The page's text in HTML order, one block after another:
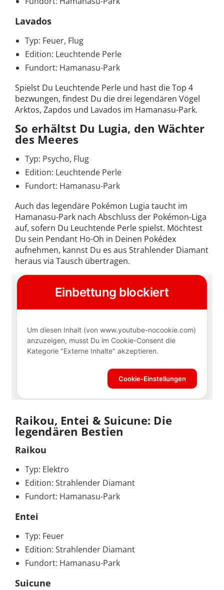
Lavados
Typ: Feuer, Flug
Edition: Leuchtende Perle
Fundort: Hamanasu-Park
Spielst Du Leuchtende Perle und hast die Top 4
bezwungen, findest Du die drei legendären Vögel
Arktos, Zapdos und Lavados im Hamanasu-Park.
So erhältst Du Lugia, den Wächter
des Meeres
Typ: Psycho, Flug
Edition: Leuchtende Perle
Fundort: Hamanasu-Park
Auch das legendäre Pokémon Lugia taucht im
Hamanasu-Park nach Abschluss der Pokémon-Liga
auf, sofern Du Leuchtende Perle spielst. Möchtest
Du sein Pendant Ho-Oh in Deinen Pokédex
aufnehmen, kannst Du es aus Strahlender Diamant
heraus via Tausch übertragen.
Raikou, Entei & Suicune: Die
legendären Bestien
Raikou
Typ: Elektro
Edition: Strahlender Diamant
Fundort: Hamanasu-Park
Entei
Typ: Feuer
Edition: Strahlender Diamant
Fundort: Hamanasu-Park
Suicune